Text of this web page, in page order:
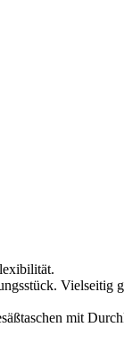
Vielseitig
mit